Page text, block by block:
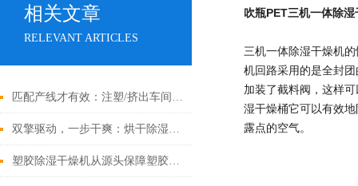
相关文章
RELEVANT ARTICLES
匹配产线才有效：注塑/挤出车间中央供料系统选型策略与工艺校核
双擎驱动，一步干爽：烘干除湿一体机，高效能干燥的集成解决方案
塑胶除湿干燥机从源头保障塑胶制品品质
吹瓶PET三机一体除湿
三机一体除湿干燥机
机回路采用的是全封
加装了截料阀，这样
湿干燥桶它可以有效
露点的空气。